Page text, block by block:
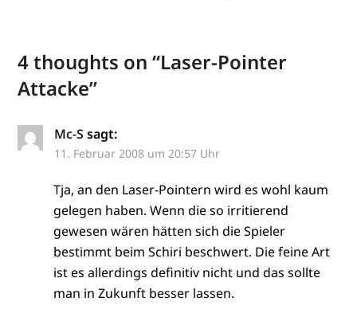
4 thoughts on “Laser-Pointer
Attacke”
Mc-S sagt:
11. Februar 2008 um 20:57 Uhr
Tja, an den Laser-Pointern wird es wohl kaum
gelegen haben. Wenn die so irritierend
gewesen wären hätten sich die Spieler
bestimmt beim Schiri beschwert. Die feine Art
ist es allerdings definitiv nicht und das sollte
man in Zukunft besser lassen.